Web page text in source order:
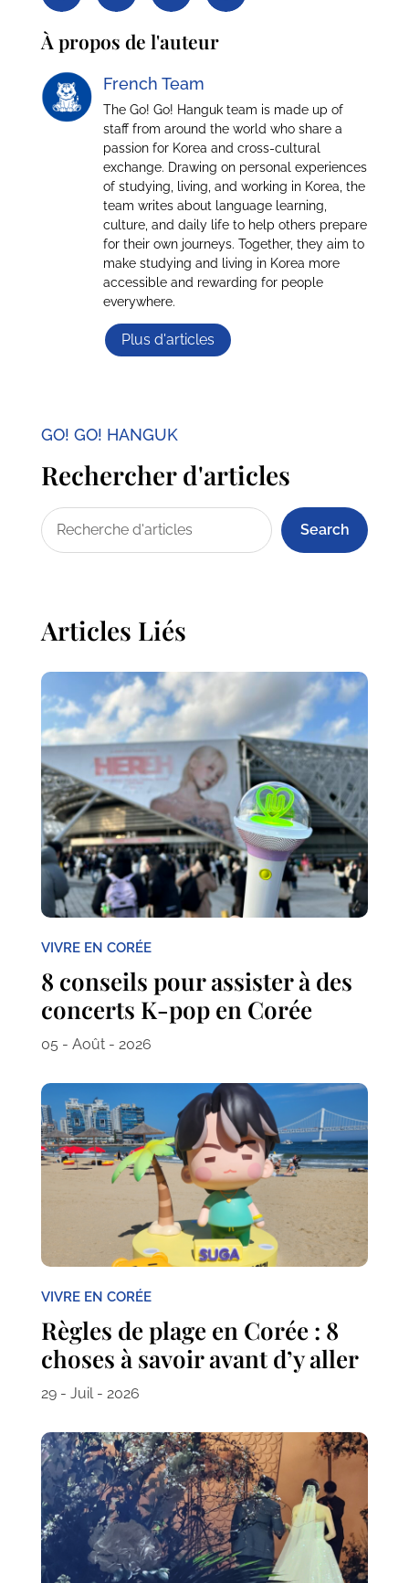
À propos de l'auteur
French Team
The Go! Go! Hanguk team is made up of
staff from around the world who share a
passion for Korea and cross-cultural
exchange. Drawing on personal experiences
of studying, living, and working in Korea, the
team writes about language learning,
culture, and daily life to help others prepare
for their own journeys. Together, they aim to
make studying and living in Korea more
accessible and rewarding for people
everywhere.
Plus d'articles
GO! GO! HANGUK
Rechercher d'articles
Search
Articles Liés
VIVRE EN CORÉE
8 conseils pour assister à des
concerts K-pop en Corée
05 - Août - 2026
VIVRE EN CORÉE
Règles de plage en Corée : 8
choses à savoir avant d’y aller
29 - Juil - 2026